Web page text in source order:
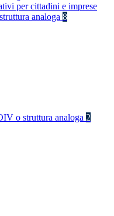
per cittadini e imprese
analoga 8
o struttura analoga 2